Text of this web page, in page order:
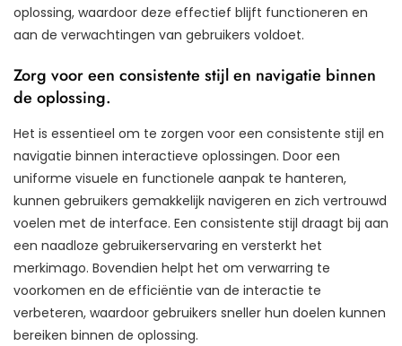
oplossing, waardoor deze effectief blijft functioneren en
aan de verwachtingen van gebruikers voldoet.
Zorg voor een consistente stijl en navigatie binnen
de oplossing.
Het is essentieel om te zorgen voor een consistente stijl en
navigatie binnen interactieve oplossingen. Door een
uniforme visuele en functionele aanpak te hanteren,
kunnen gebruikers gemakkelijk navigeren en zich vertrouwd
voelen met de interface. Een consistente stijl draagt bij aan
een naadloze gebruikerservaring en versterkt het
merkimago. Bovendien helpt het om verwarring te
voorkomen en de efficiëntie van de interactie te
verbeteren, waardoor gebruikers sneller hun doelen kunnen
bereiken binnen de oplossing.